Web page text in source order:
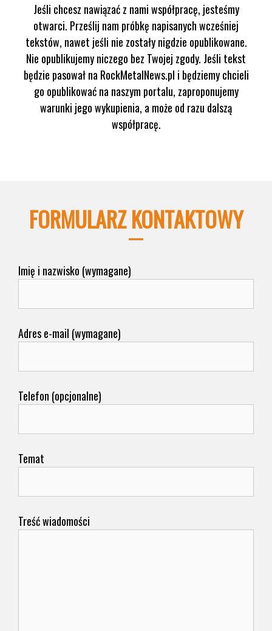
Jeśli chcesz nawiązać z nami współpracę, jesteśmy
otwarci. Prześlij nam próbkę napisanych wcześniej
tekstów, nawet jeśli nie zostały nigdzie opublikowane.
Nie opublikujemy niczego bez Twojej zgody. Jeśli tekst
będzie pasował na RockMetalNews.pl i będziemy chcieli
go opublikować na naszym portalu, zaproponujemy
warunki jego wykupienia, a może od razu dalszą
współpracę.
FORMULARZ KONTAKTOWY
Imię i nazwisko (wymagane)
Adres e-mail (wymagane)
Telefon (opcjonalne)
Temat
Treść wiadomości